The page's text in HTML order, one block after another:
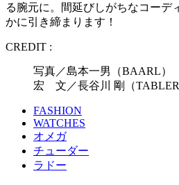
る腕元に。間延びしがちなコーデ
かに引き締まります！
CREDIT :
写真／島本一男（BAARL
宏 文／長谷川 剛（
FASHION
WATCHES
オメガ
チューダー
ラドー